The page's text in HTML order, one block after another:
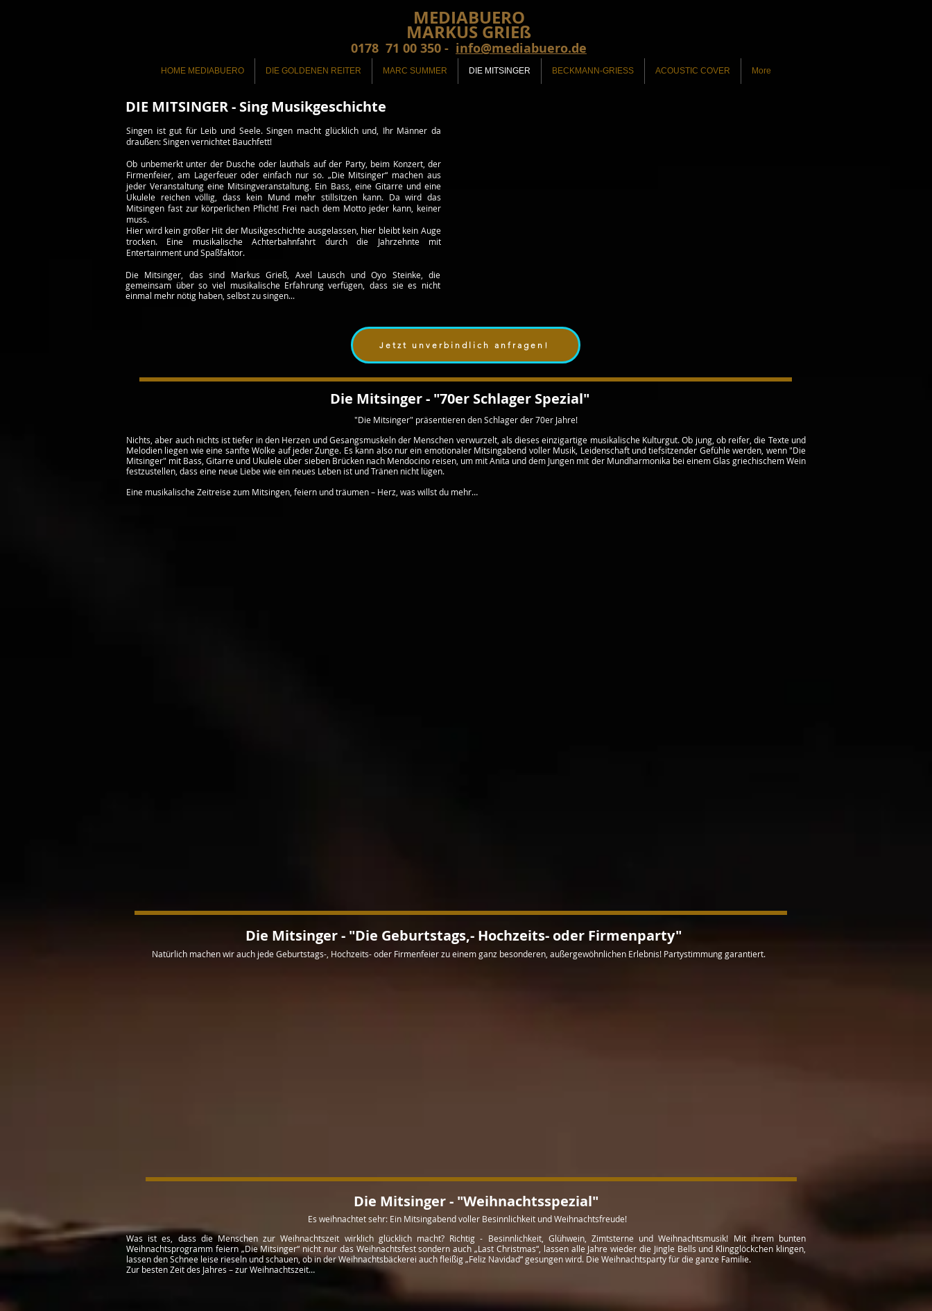
MEDIABUERO
MARKUS GRIEß
0178 71 00 350 - info@mediabuero.de
HOME MEDIABUERO DIE GOLDENEN REITER MARC SUMMER DIE MITSINGER BECKMANN-GRIESS ACOUSTIC COVER More
DIE MITSINGER - Sing Musikgeschichte
Singen ist gut für Leib und Seele. Singen macht glücklich und, Ihr Männer da
draußen: Singen vernichtet Bauchfett!
Ob unbemerkt unter der Dusche oder lauthals auf der Party, beim Konzert, der
Firmenfeier, am Lagerfeuer oder einfach nur so. „Die Mitsinger“ machen aus
jeder Veranstaltung eine Mitsingveranstaltung. Ein Bass, eine Gitarre und eine
Ukulele reichen völlig, dass kein Mund mehr stillsitzen kann. Da wird das
Mitsingen fast zur körperlichen Pflicht! Frei nach dem Motto jeder kann, keiner
muss.
Hier wird kein großer Hit der Musikgeschichte ausgelassen, hier bleibt kein Auge
trocken. Eine musikalische Achterbahnfahrt durch die Jahrzehnte mit
Entertainment und Spaßfaktor.
Die Mitsinger, das sind Markus Grieß, Axel Lausch und Oyo Steinke, die
gemeinsam über so viel musikalische Erfahrung verfügen, dass sie es nicht
einmal mehr nötig haben, selbst zu singen...
Jetzt unverbindlich anfragen!
Die Mitsinger - "70er Schlager Spezial"
"Die Mitsinger" präsentieren den Schlager der 70er Jahre!
Nichts, aber auch nichts ist tiefer in den Herzen und Gesangsmuskeln der Menschen verwurzelt, als dieses einzigartige musikalische Kulturgut. Ob jung, ob reifer, die Texte und
Melodien liegen wie eine sanfte Wolke auf jeder Zunge. Es kann also nur ein emotionaler Mitsingabend voller Musik, Leidenschaft und tiefsitzender Gefühle werden, wenn "Die
Mitsinger" mit Bass, Gitarre und Ukulele über sieben Brücken nach Mendocino reisen, um mit Anita und dem Jungen mit der Mundharmonika bei einem Glas griechischem Wein
festzustellen, dass eine neue Liebe wie ein neues Leben ist und Tränen nicht lügen.
Eine musikalische Zeitreise zum Mitsingen, feiern und träumen – Herz, was willst du mehr…
Die Mitsinger - "Die Geburtstags,- Hochzeits- oder Firmenparty"
Natürlich machen wir auch jede Geburtstags-, Hochzeits- oder Firmenfeier zu einem ganz besonderen, außergewöhnlichen Erlebnis! Partystimmung garantiert.
Die Mitsinger - "Weihnachtsspezial"
Es weihnachtet sehr: Ein Mitsingabend voller Besinnlichkeit und Weihnachtsfreude!
Was ist es, dass die Menschen zur Weihnachtszeit wirklich glücklich macht? Richtig - Besinnlichkeit, Glühwein, Zimtsterne und Weihnachtsmusik! Mit ihrem bunten
Weihnachtsprogramm feiern „Die Mitsinger“ nicht nur das Weihnachtsfest sondern auch „Last Christmas“, lassen alle Jahre wieder die Jingle Bells und Klingglöckchen klingen,
lassen den Schnee leise rieseln und schauen, ob in der Weihnachtsbäckerei auch fleißig „Feliz Navidad“ gesungen wird. Die Weihnachtsparty für die ganze Familie.
Zur besten Zeit des Jahres – zur Weihnachtszeit…